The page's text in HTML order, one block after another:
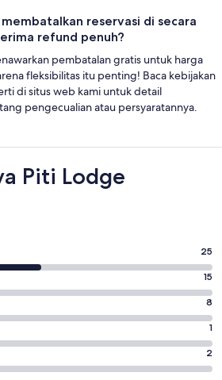
reservasi di secara
refund penuh?
pembatalan gratis untuk harga
fleksibilitas itu penting! Baca kebijakan
di situs web kami untuk detail
pengecualian atau persyaratannya.
Piti Lodge
25
15
8
1
2